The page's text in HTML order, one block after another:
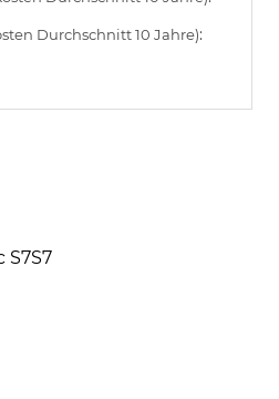
Durchschnitt 10 Jahre):
S7S7